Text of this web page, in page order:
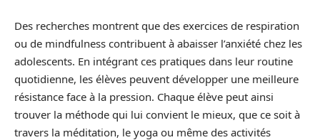
Des recherches montrent que des exercices de respiration
ou de mindfulness contribuent à abaisser l’anxiété chez les
adolescents. En intégrant ces pratiques dans leur routine
quotidienne, les élèves peuvent développer une meilleure
résistance face à la pression. Chaque élève peut ainsi
trouver la méthode qui lui convient le mieux, que ce soit à
travers la méditation, le yoga ou même des activités